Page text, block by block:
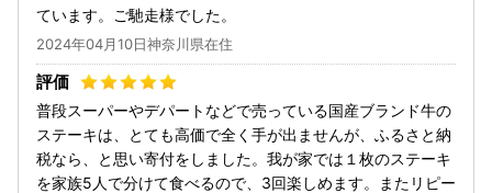
ています。ご馳走様でした。
2024年04月10日神奈川県在住
普段スーパーやデパートなどで売っている国産ブランド牛の
ステーキは、とても高価で全く手が出ませんが、ふるさと納
税なら、と思い寄付をしました。我が家では１枚のステーキ
を家族5人で分けて食べるので、3回楽しめます。またリピー